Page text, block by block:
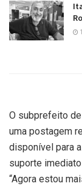
O subprefeito
uma postagem
disponível para
suporte
“Agora estou